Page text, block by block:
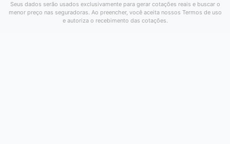
Seus dados serão usados exclusivamente para gerar cotações reais e buscar o
menor preço nas seguradoras. Ao preencher, você aceita nossos Termos de uso
e autoriza o recebimento das cotações.